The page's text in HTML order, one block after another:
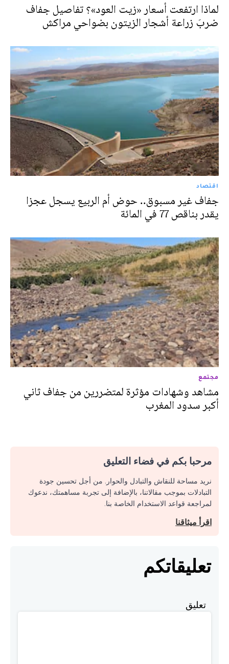
لماذا ارتفعت أسعار «زيت العود»؟ تفاصيل جفاف
ضربَ زراعة أشجار الزيتون بضواحي مراكش
اقتصاد
جفاف غير مسبوق.. حوض أم الربيع يسجل عجزا
يقدر بناقص 77 في المائة
مجتمع
مشاهد وشهادات مؤثرة لمتضررين من جفاف ثاني
أكبر سدود المغرب
مرحبا بكم في فضاء التعليق
نريد مساحة للنقاش والتبادل والحوار. من أجل تحسين جودة
التبادلات بموجب مقالاتنا، بالإضافة إلى تجربة مساهمتك، ندعوك
لمراجعة قواعد الاستخدام الخاصة بنا.
اقرأ ميثاقنا
تعليقاتكم
تعليق